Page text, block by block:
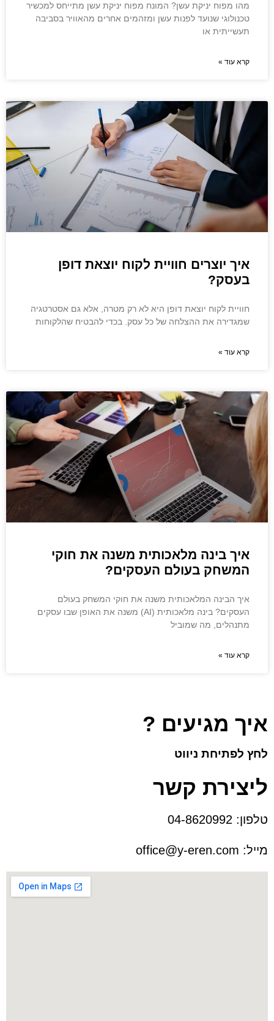
מהו מפוח יניקת עשן? המונח מפוח יניקת עשן מתייחס למכשיר
טכנולוגי שנועד לפנות עשן ומזהמים אחרים מהאוויר בסביבה
תעשייתית או
קרא עוד »
איך יוצרים חוויית לקוח יוצאת דופן
בעסק?
חוויית לקוח יוצאת דופן היא לא רק מטרה, אלא גם אסטרטגיה
שמגדירה את ההצלחה של כל עסק. בכדי להבטיח שהלקוחות
קרא עוד »
איך בינה מלאכותית משנה את חוקי
המשחק בעולם העסקים?
איך הבינה המלאכותית משנה את חוקי המשחק בעולם
העסקים? בינה מלאכותית (AI) משנה את האופן שבו עסקים
מתנהלים, מה שמוביל
קרא עוד »
איך מגיעים ?
לחץ לפתיחת ניווט
ליצירת קשר
טלפון:
מייל: office@y-eren.com